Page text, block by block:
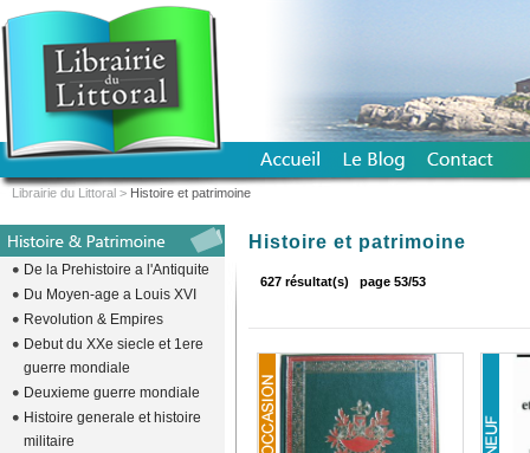
Histoire et patrimoine
627 résultat(s) page 53/53
De la Prehistoire a l'Antiquite
Du Moyen-age a Louis XVI
Revolution & Empires
Debut du XXe siecle et 1ere
guerre mondiale
Deuxieme guerre mondiale
Histoire generale et histoire
militaire
Librairie du Littoral > Histoire et patrimoine